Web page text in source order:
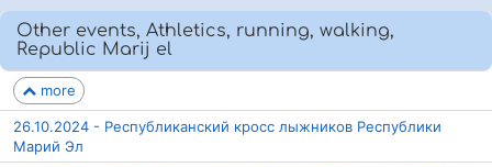
Other events, Athletics, running, walking,
Republic Marij el
more
26.10.2024 - Республиканский кросс лыжников Республики
Марий Эл